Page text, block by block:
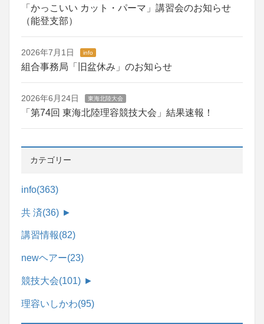
「かっこいい カット・パーマ」講習会のお知らせ
（能登支部）
2026年7月1日 info
組合事務局「旧盆休み」のお知らせ
2026年6月24日 東海北陸大会
「第74回 東海北陸理容競技大会」結果速報！
カテゴリー
info(363)
共 済(36) ►
講習情報(82)
newヘアー(23)
競技大会(101) ►
理容いしかわ(95)